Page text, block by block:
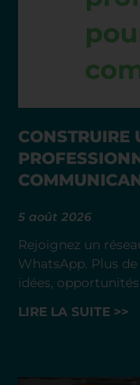
CONSTRUIRE
5 août 2026
Rejoignez un
WhatsApp. Plus
idées,
LIRE LA SUITE >>